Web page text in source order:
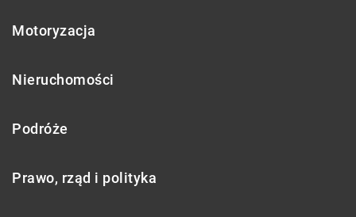
Motoryzacja
Nieruchomości
Podróże
Prawo, rząd i polityka